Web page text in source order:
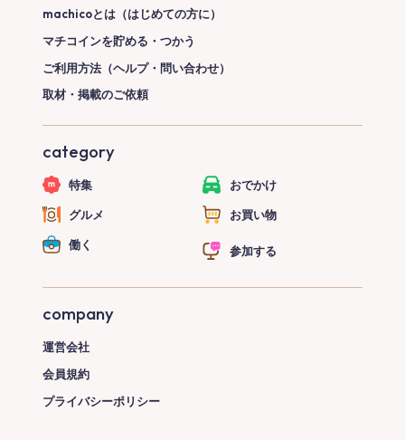
machicoとは（はじめての方に）
マチコインを貯める・つかう
ご利用方法（ヘルプ・問い合わせ）
取材・掲載のご依頼
category
特集 おでかけ
グルメ お買い物
働く 参加する
company
運営会社
会員規約
プライバシーポリシー